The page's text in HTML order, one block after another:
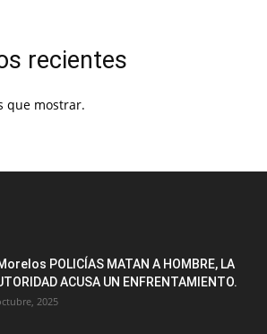
recientes
que mostrar.
POLICÍAS MATAN A HOMBRE, LA
ACUSA UN ENFRENTAMIENTO.
2025